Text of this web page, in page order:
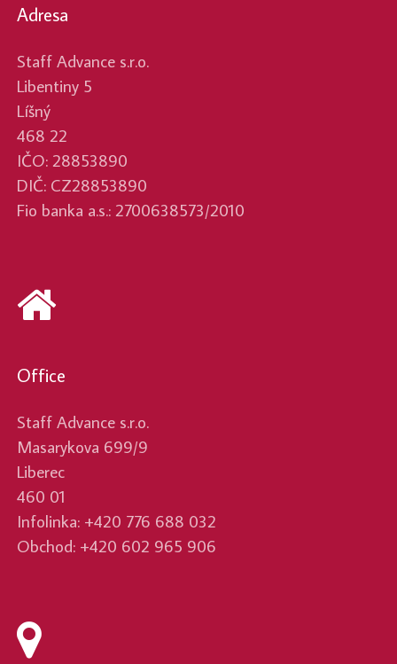
Adresa
Staff Advance s.r.o.
Libentiny 5
Líšný
468 22
IČO: 28853890
DIČ: CZ28853890
Fio banka a.s.: 2700638573/2010
Office
Staff Advance s.r.o.
Masarykova 699/9
Liberec
460 01
Infolinka: +420 776 688 032
Obchod: +420 602 965 906